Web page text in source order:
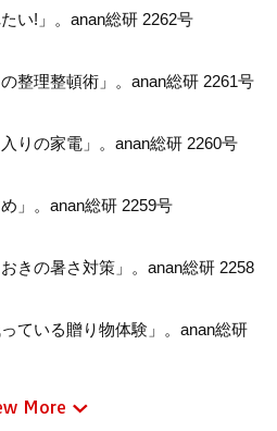
い!」。anan総研 2262号
整理整頓術」。anan総研 2261号
りの家電」。anan総研 2260号
」。anan総研 2259号
きの暑さ対策」。anan総研 2258
ている贈り物体験」。anan総研
More